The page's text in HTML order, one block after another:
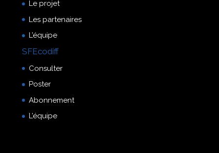
Le projet
Les partenaires
L’équipe
SFEcodiff
Consulter
Poster
Abonnement
L’équipe